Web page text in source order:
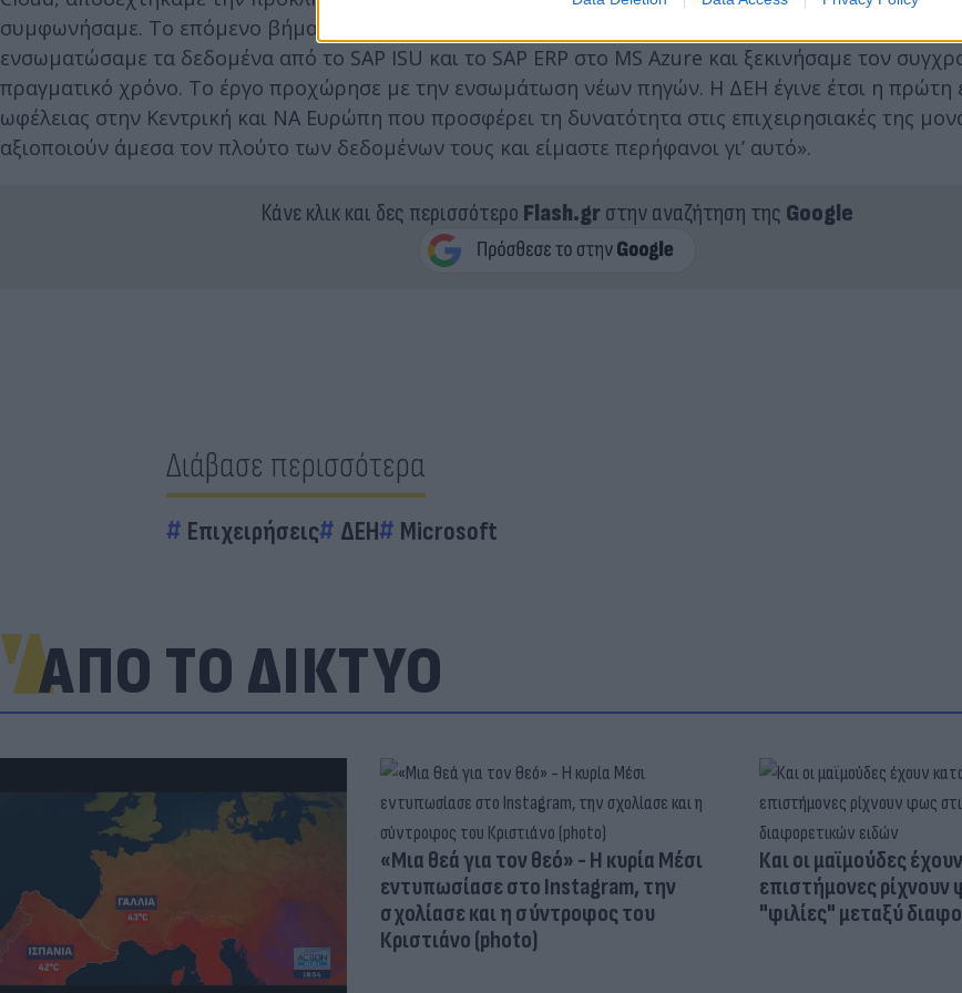
συμφωνήσαμε. Το επόμενο βήμα ήταν ακόμα πιο εντυπωσιακό. Δύο μήνες μετά την ολοκλήρωση του
ενσωματώσαμε τα δεδομένα από το SAP ISU και το SAP ERP στο MS Azure και ξεκινήσαμε τον
πραγματικό χρόνο. Το έργο προχώρησε με την ενσωμάτωση νέων πηγών. Η ΔΕΗ έγινε έτσι η πρώτη
ωφέλειας στην Κεντρική και ΝΑ Ευρώπη που προσφέρει τη δυνατότητα στις επιχειρησιακές της
αξιοποιούν άμεσα τον πλούτο των δεδομένων τους και είμαστε περήφανοι γι’ αυτό».
Κάνε κλικ και δες περισσότερο Flash.grστην αναζήτηση της Google
Διάβασε περισσότερα
Επιχειρήσεις ΔΕΗ Microsoft
ΑΠΟ ΤΟ ΔΙΚΤΥΟ
«Μια θεά για τον θεό» - Η κυρία Μέσι
εντυπωσίασε στο Instagram, την
σχολίασε και η σύντροφος του
Κριστιάνο (photo)
Και οι μαϊμούδες
επιστήμονες ρίχνουν
"φιλίες" μεταξύ